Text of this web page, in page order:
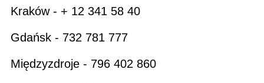
Kraków - + 12 341 58 40
Gdańsk - 732 781 777
Międzyzdroje - 796 402 860